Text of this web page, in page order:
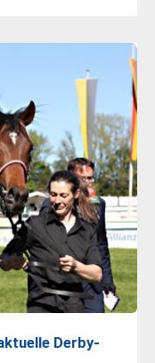
Derby-